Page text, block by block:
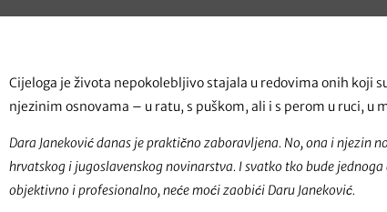
Cijeloga je života nepokolebljivo stajala u redovima onih koji
njezinim osnovama – u ratu, s puškom, ali i s perom u ruci,
Dara Janeković danas je praktično zaboravljena. No, ona i njezin
hrvatskog i jugoslavenskog novinarstva. I svatko tko bude
objektivno i profesionalno, neće moći zaobići Daru Janeković.